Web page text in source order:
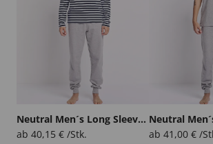
Neutral Men´s Long Sleeve T-Shirt
ab 40,15 € /Stk.
ab 41,00 € /